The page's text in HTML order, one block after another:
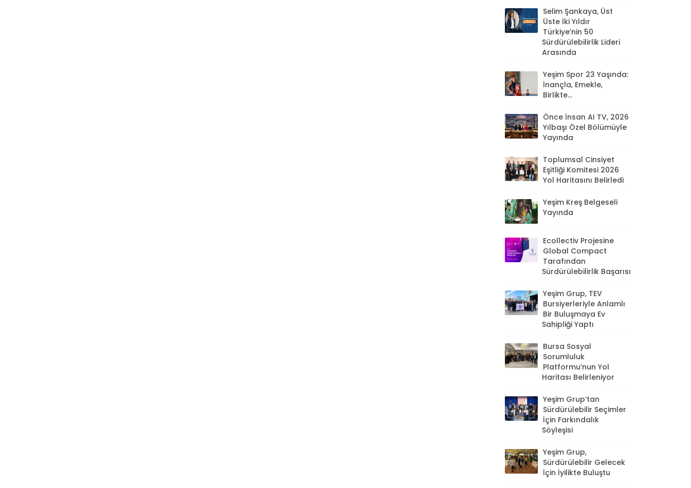
Selim Şankaya, Üst
Üste İki Yıldır
Türkiye’nin 50
Sürdürülebilirlik Lideri
Arasında
Yeşim Spor 23 Yaşında:
İnançla, Emekle,
Birlikte...
Önce İnsan AI TV, 2026
Yılbaşı Özel Bölümüyle
Yayında
Toplumsal Cinsiyet
Eşitliği Komitesi 2026
Yol Haritasını Belirledi
Yeşim Kreş Belgeseli
Yayında
Ecollectiv Projesine
Global Compact
Tarafından
Sürdürülebilirlik Başarısı
Yeşim Grup, TEV
Bursiyerleriyle Anlamlı
Bir Buluşmaya Ev
Sahipliği Yaptı
Bursa Sosyal
Sorumluluk
Platformu’nun Yol
Haritası Belirleniyor
Yeşim Grup’tan
Sürdürülebilir Seçimler
İçin Farkındalık
Söyleşisi
Yeşim Grup,
Sürdürülebilir Gelecek
İçin İyilikte Buluştu